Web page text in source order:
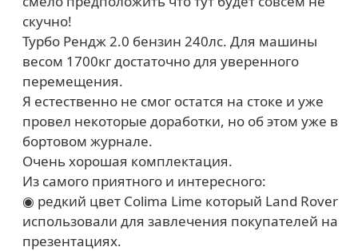
скучно!
Турбо Рендж 2.0 бензин 240лс. Для машины
весом 1700кг достаточно для уверенного
перемещения.
Я естественно не смог остатся на стоке и уже
провел некоторые доработки, но об этом уже в
бортовом журнале.
Очень хорошая комплектация.
Из самого приятного и интересного:
◉ редкий цвет Colima Lime который Land Rover
использовали для завлечения покупателей на
презентациях.